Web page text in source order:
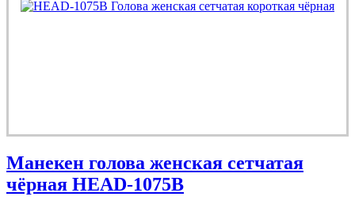
Манекен голова женская сетчатая
чёрная HEAD-1075B